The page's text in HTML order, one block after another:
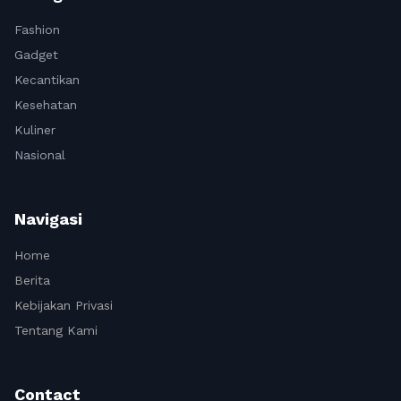
Fashion
Gadget
Kecantikan
Kesehatan
Kuliner
Nasional
Navigasi
Home
Berita
Kebijakan Privasi
Tentang Kami
Contact